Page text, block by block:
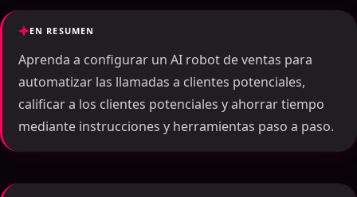
EN RESUMEN
Aprenda a configurar un AI robot de ventas para
automatizar las llamadas a clientes potenciales,
calificar a los clientes potenciales y ahorrar tiempo
mediante instrucciones y herramientas paso a paso.